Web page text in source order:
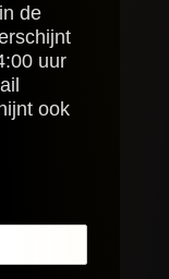
de
uur
ook